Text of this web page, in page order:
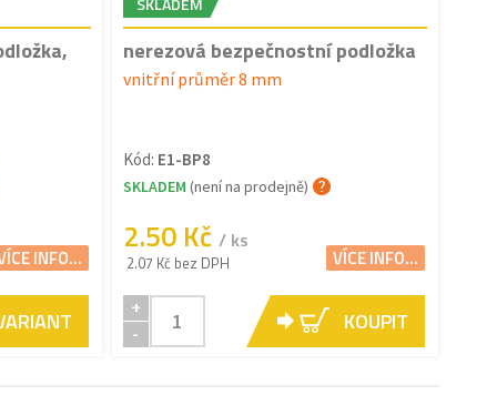
INFO...
nerezová bezpečnostní podložka
vnitřní průměr 8 mm
Kód: E1-BP8
SKLADEM (není na prodejně)
2.50 Kč / ks
2.07 Kč bez DPH VÍCE INFO...
+
-
KOUPIT